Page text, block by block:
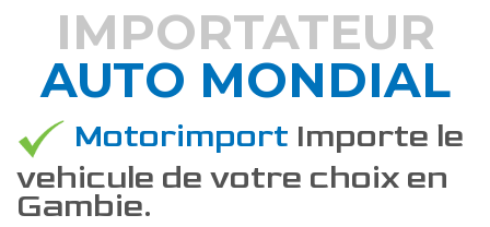
DÉCOUVREZ COMMENT
IMPORTATEUR
AUTO MONDIAL
Motorimport Importe le
vehicule de votre choix en
Gambie.